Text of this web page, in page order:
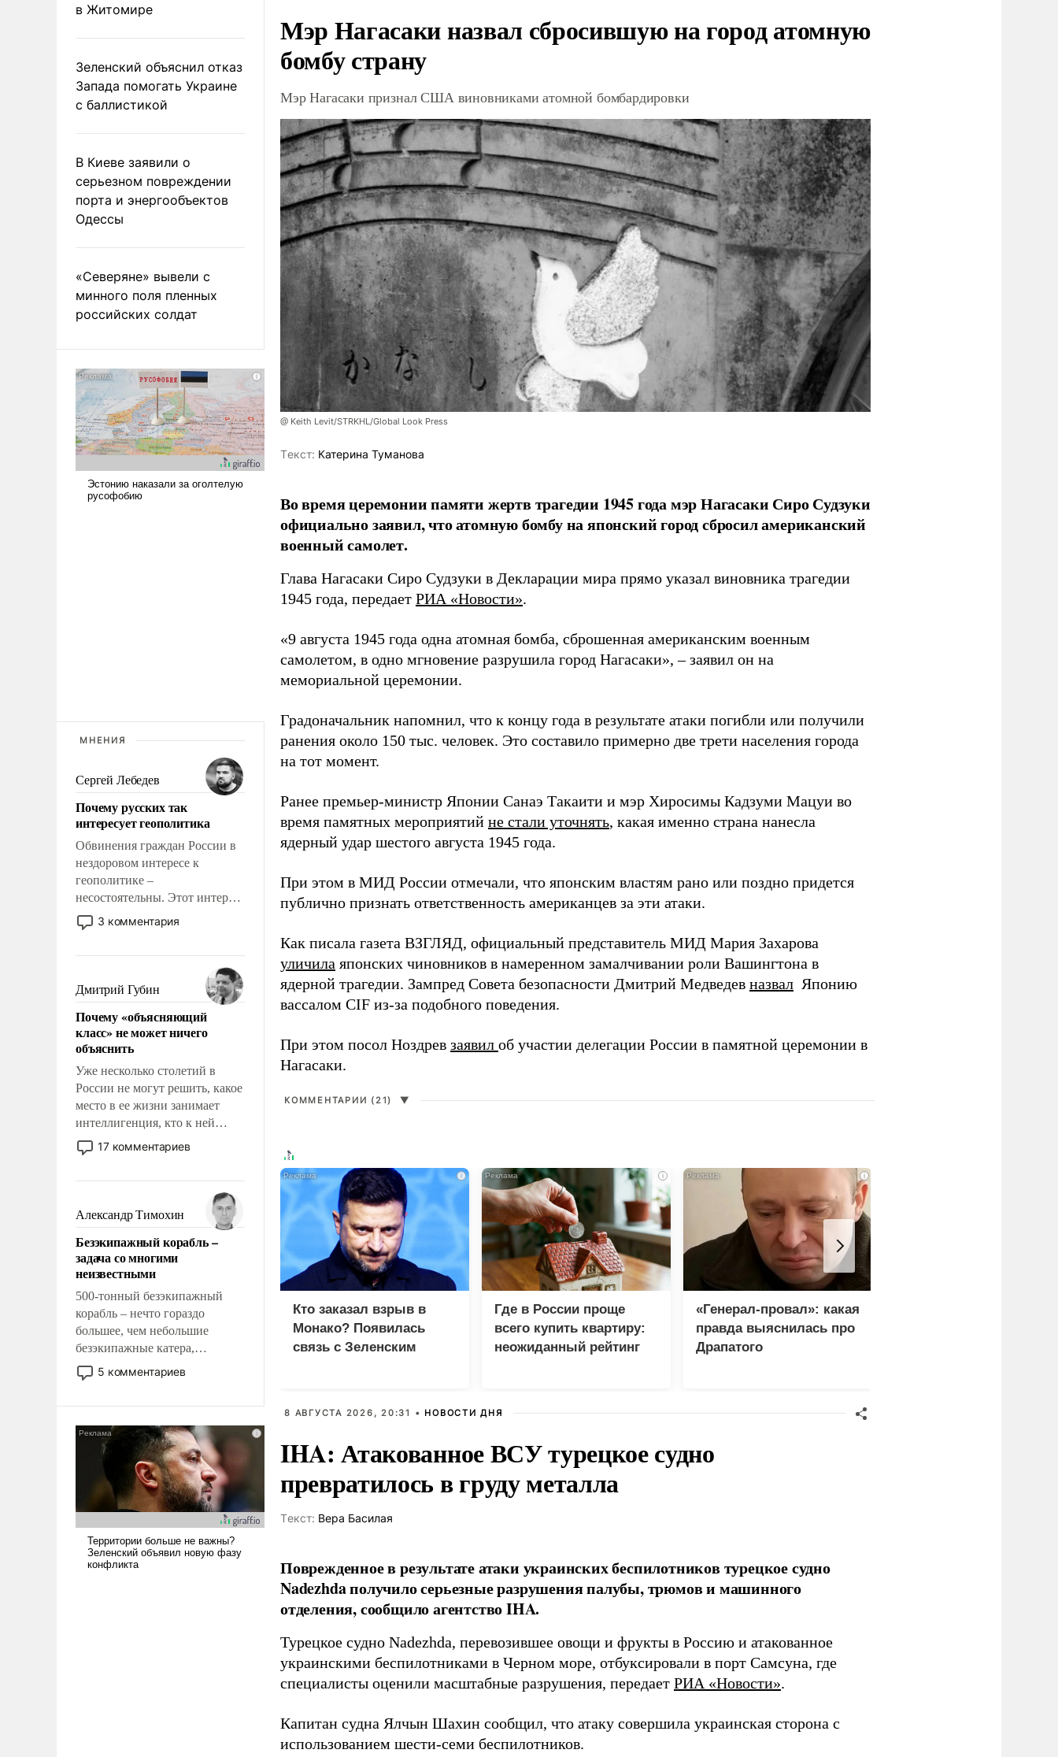
в Житомире
Зеленский объяснил отказ
Запада помогать Украине
с баллистикой
В Киеве заявили о
серьезном повреждении
порта и энергообъектов
Одессы
«Северяне» вывели с
минного поля пленных
российских солдат
МНЕНИЯ
Сергей Лебедев
Почему русских так
интересует геополитика
Обвинения граждан России в
нездоровом интересе к
геополитике –
несостоятельны. Этот интерес
рационален и прагматичен. Он
обусловлен тысячелетним
фундаментальным знанием,
что мировая политика имеет
свойство заявляться на порог
нашего дома.
3 комментария
Дмитрий Губин
Почему «объясняющий
класс» не может ничего
объяснить
Уже несколько столетий в
России не могут решить, какое
место в ее жизни занимает
интеллигенция, кто к ней
принадлежит, а кого из нее
исключили с правом
чем она отличается от просто
образованных людей. Иногда
казалось, что эти вопросы
решены раз и навсегда, но –
нет, не решены.
17 комментариев
Александр Тимохин
Безэкипажный корабль –
задача со многими
неизвестными
500-тонный безэкипажный
корабль – нечто гораздо
большее, чем небольшие
безэкипажные катера,
применение которых уже
стало обыденностью. Задача по
и ее реализация радикально
поднимет наши боевые
возможности.
5 комментариев
Мэр Нагасаки назвал сбросившую на город атомную
бомбу страну
Мэр Нагасаки признал США виновниками атомной бомбардировки
@ Keith Levit/STRKHL/Global Look Press
Tекст: Катерина Туманова
Во время церемонии памяти жертв трагедии 1945 года мэр Нагасаки Сиро Судзуки
официально заявил, что атомную бомбу на японский город сбросил американский
военный самолет.
Глава Нагасаки Сиро Судзуки в Декларации мира прямо указал виновника трагедии
1945 года, передает РИА «Новости».
«9 августа 1945 года одна атомная бомба, сброшенная американским военным
самолетом, в одно мгновение разрушила город Нагасаки», – заявил он на
мемориальной церемонии.
Градоначальник напомнил, что к концу года в результате атаки погибли или получили
ранения около 150 тыс. человек. Это составило примерно две трети населения города
на тот момент.
Ранее премьер-министр Японии Санаэ Такаити и мэр Хиросимы Кадзуми Мацуи во
время памятных мероприятий не стали уточнять, какая именно страна нанесла
ядерный удар шестого августа 1945 года.
При этом в МИД России отмечали, что японским властям рано или поздно придется
публично признать ответственность американцев за эти атаки.
Как писала газета ВЗГЛЯД, официальный представитель МИД Мария Захарова
уличила японских чиновников в намеренном замалчивании роли Вашингтона в
ядерной трагедии. Зампред Совета безопасности Дмитрий Медведев назвал Японию
вассалом CIF из-за подобного поведения.
При этом посол Ноздрев заявил об участии делегации России в памятной церемонии в
Нагасаки.
КОММЕНТАРИИ (21) ▼
i
Кто заказал взрыв в
Монако? Появилась
связь с Зеленским
i
Где в России проще
всего купить квартиру:
неожиданный рейтинг
i
«Генерал-провал»: какая
правда выяснилась про
Драпатого
8 АВГУСТА 2026, 20:31 • НОВОСТИ ДНЯ
IHA: Атакованное ВСУ турецкое судно
превратилось в груду металла
Tекст: Вера Басилая
Поврежденное в результате атаки украинских беспилотников турецкое судно
Nadezhda получило серьезные разрушения палубы, трюмов и машинного
отделения, сообщило агентство IHA.
Турецкое судно Nadezhda, перевозившее овощи и фрукты в Россию и атакованное
украинскими беспилотниками в Черном море, отбуксировали в порт Самсуна, где
специалисты оценили масштабные разрушения, передает РИА «Новости».
Капитан судна Ялчын Шахин сообщил, что атаку совершила украинская сторона с
использованием шести-семи беспилотников.